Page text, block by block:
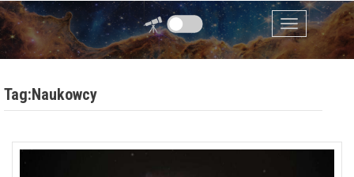
Przejdź do zawartości
Menu
Tag:Naukowcy